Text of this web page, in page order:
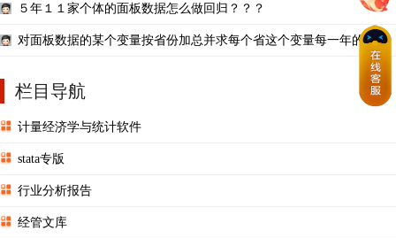
５年１１家个体的面板数据怎么做回归？？？
对面板数据的某个变量按省份加总并求每个省这个变量每一年的平均
栏目导航
计量经济学与统计软件
stata专版
行业分析报告
经管文库